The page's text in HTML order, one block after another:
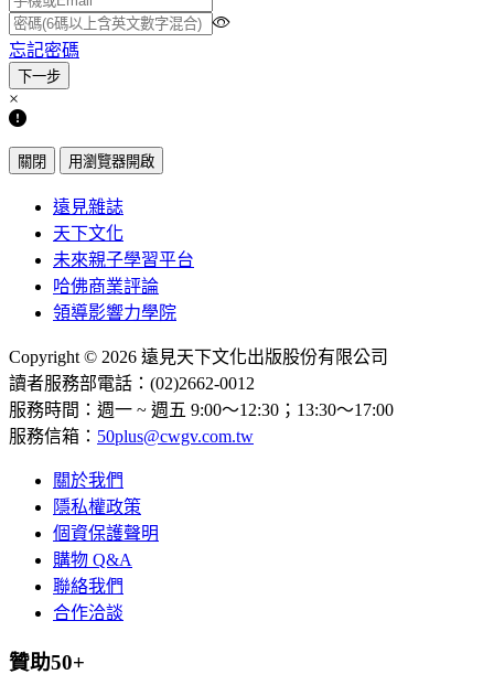
忘記密碼
×
關閉 用瀏覽器開啟
遠見雜誌
天下文化
未來親子學習平台
哈佛商業評論
領導影響力學院
Copyright © 2026 遠見天下文化出版股份有限公司
讀者服務部電話：(02)2662-0012
服務時間：週一 ~ 週五 9:00～12:30；13:30～17:00
服務信箱： 50plus@cwgv.com.tw
關於我們
隱私權政策
個資保護聲明
購物 Q&A
聯絡我們
合作洽談
贊助50+